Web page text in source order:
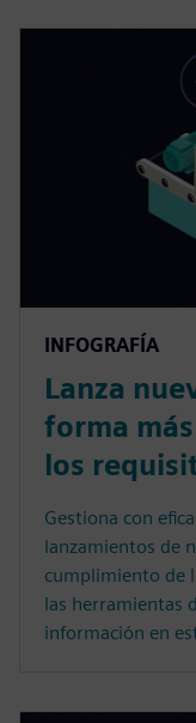
INFOGRAFÍA
Lanza
forma
los
Gestiona con
lanzamientos de
cumplimiento de
las herramientas
información en